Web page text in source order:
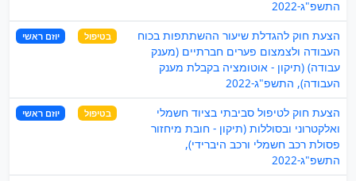
התשפ"ג-2022
הצעת חוק להגדלת שיעור ההשתתפות בכוח
העבודה ולצמצום פערים חברתיים (מענק
עבודה) (תיקון - אוטומציה בקבלת מענק
העבודה), התשפ"ג-2022
בטיפול יוזם ראשי
הצעת חוק לטיפול סביבתי בציוד חשמלי
ואלקטרוני ובסוללות (תיקון - חובת מיחזור
פסולת רכב חשמלי ורכב היברידי),
התשפ"ג-2022
בטיפול יוזם ראשי